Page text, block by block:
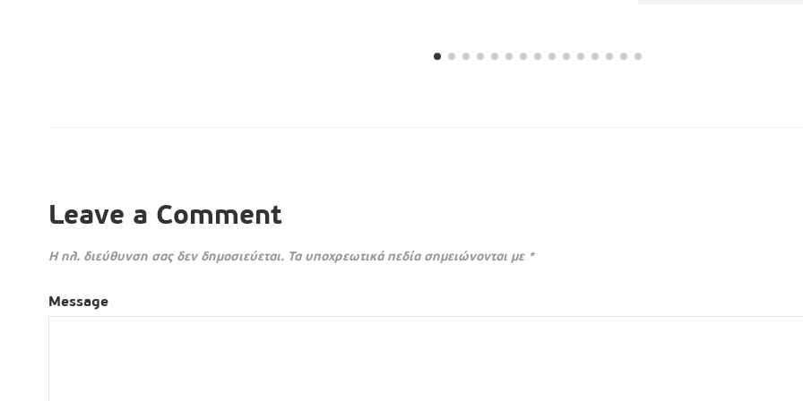
Leave a Comment
Η ηλ. διεύθυνση σας δεν δημοσιεύεται. Τα υποχρεωτικά πεδία σημειώνονται με *
Message